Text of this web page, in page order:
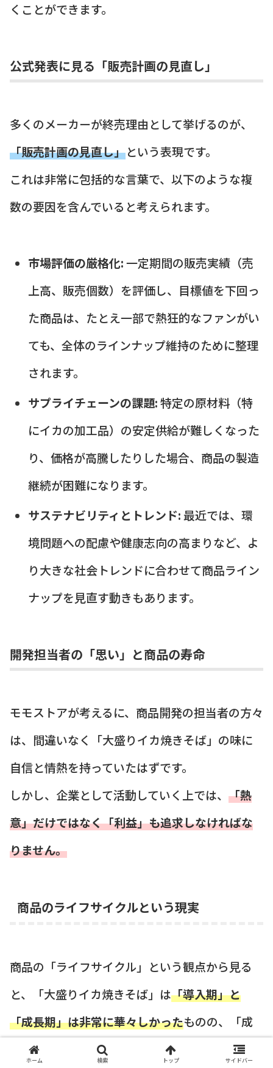
くことができます。
公式発表に見る「販売計画の見直し」
多くのメーカーが終売理由として挙げるのが、
「販売計画の見直し」という表現です。
これは非常に包括的な言葉で、以下のような複
数の要因を含んでいると考えられます。
市場評価の厳格化:一定期間の販売実績（売
上高、販売個数）を評価し、目標値を下回っ
た商品は、たとえ一部で熱狂的なファンがい
ても、全体のラインナップ維持のために整理
されます。
サプライチェーンの課題:特定の原材料（特
にイカの加工品）の安定供給が難しくなった
り、価格が高騰したりした場合、商品の製造
継続が困難になります。
サステナビリティとトレンド: 最近では、環
境問題への配慮や健康志向の高まりなど、よ
り大きな社会トレンドに合わせて商品ライン
ナップを見直す動きもあります。
開発担当者の「思い」と商品の寿命
モモストアが考えるに、商品開発の担当者の方々
は、間違いなく「大盛りイカ焼きそば」の味に
自信と情熱を持っていたはずです。
しかし、企業として活動していく上では、 「熱
意」だけではなく「利益」も追求しなければな
りません。
商品のライフサイクルという現実
商品の「ライフサイクル」という観点から見る
と、「大盛りイカ焼きそば」は「導入期」と
「成長期」は非常に華々しかったものの、「成
熟期」を経て「衰退期」に入るスピードが速か
ホーム 検索 トップ サイドバー